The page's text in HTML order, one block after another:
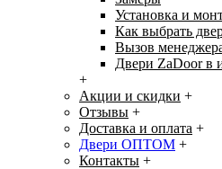
Установка и
Как выбрать
Вызов
Двери ZaDoor в
+
Акции и скидки +
Отзывы +
Доставка и оплата +
Двери ОПТОМ +
Контакты +